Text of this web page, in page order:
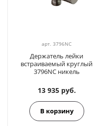
арт.3796NC
Держатель лейки
встраиваемый круглый
3796NC никель
13 935 руб.
В корзину